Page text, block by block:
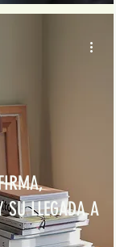
SU LLEGADA A